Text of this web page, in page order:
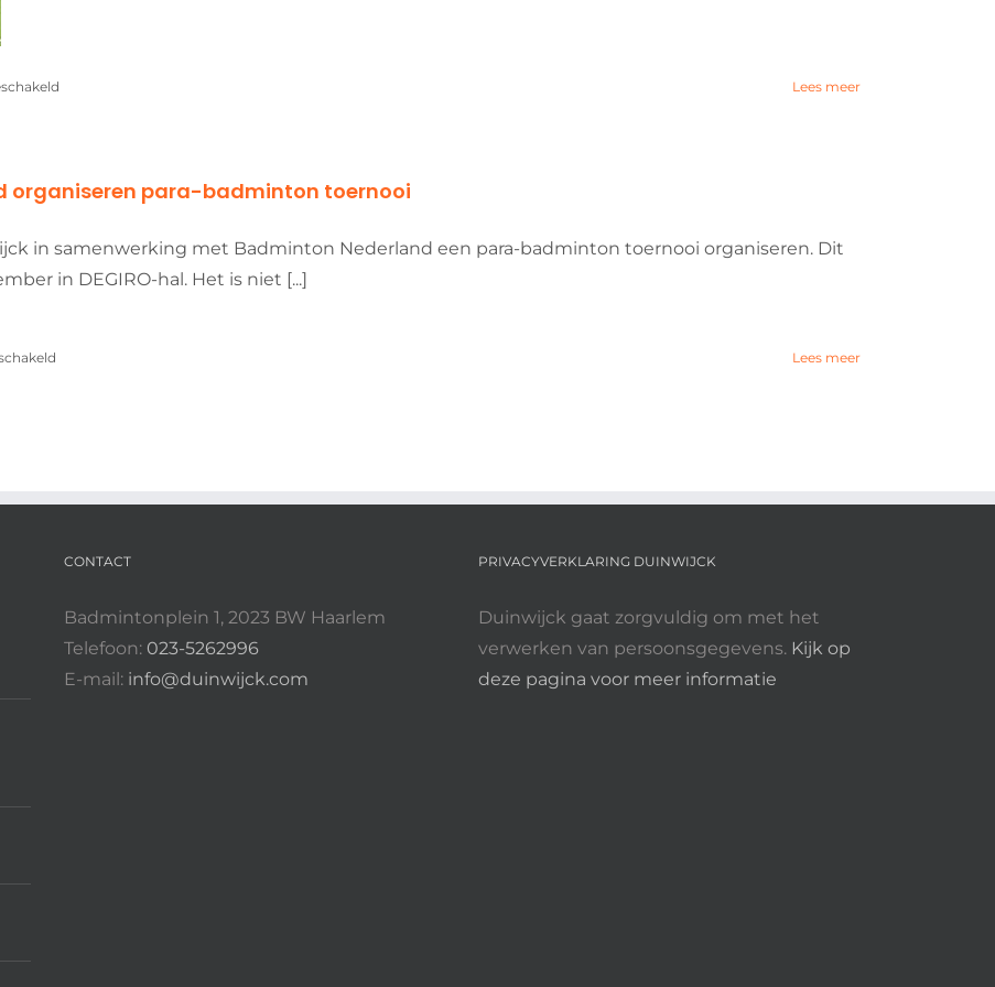
open
parabadminton
Lees meer
organiseren para-badminton toernooi
in samenwerking met Badminton Nederland een para-badminton toernooi organiseren. Dit
in DEGIRO-hal. Het is niet [...]
Lees meer
CONTACT
Badmintonplein 1, 2023 BW Haarlem
Telefoon: 023-5262996
E-mail: info@duinwijck.com
PRIVACYVERKLARING DUINWIJCK
Duinwijck gaat zorgvuldig om met het
verwerken van persoonsgegevens. Kijk op
deze pagina voor meer informatie